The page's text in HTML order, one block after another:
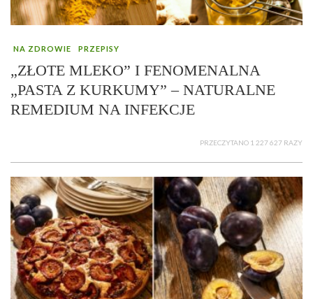
NA ZDROWIE PRZEPISY
„ZŁOTE MLEKO” I FENOMENALNA
„PASTA Z KURKUMY” – NATURALNE
REMEDIUM NA INFEKCJE
PRZECZYTANO 1 227 627 RAZY